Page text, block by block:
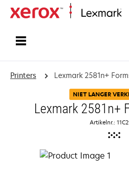
Printers Lexmark 2581n+
NIET LANGER
Lexmark 2581n+
Artikelnr.: